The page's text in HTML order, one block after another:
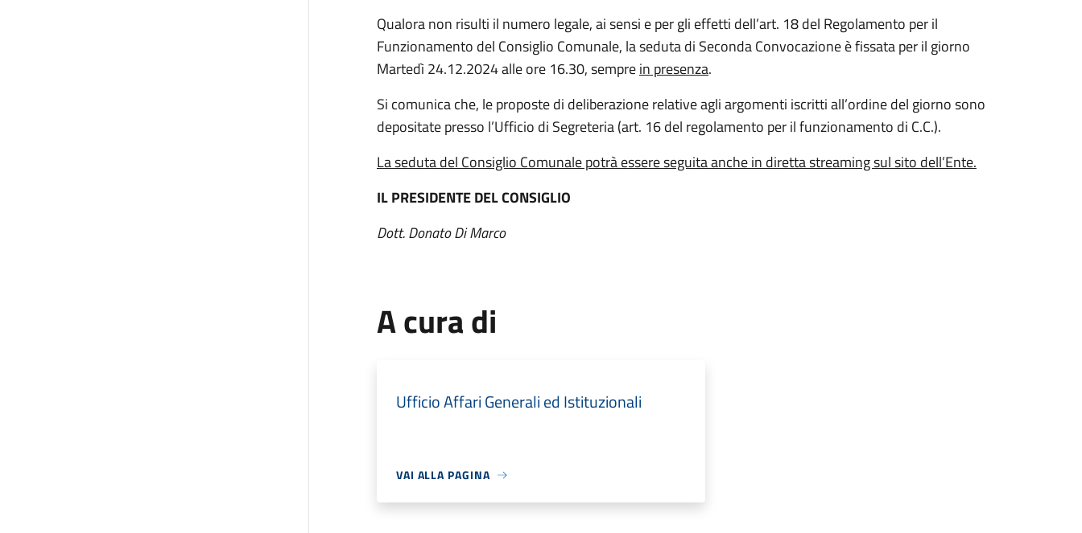
Qualora non risulti il numero legale, ai sensi e per gli effetti dell’art. 18 del Regolamento per il
Funzionamento del Consiglio Comunale, la seduta di Seconda Convocazione è fissata per il giorno
Martedì 24.12.2024 alle ore 16.30, semprein presenza.
Si comunica che, le proposte di deliberazione relative agli argomenti iscritti all’ordine del giorno sono
depositate presso l’Ufficio di Segreteria (art. 16 del regolamento per il funzionamento di C.C.).
La seduta del Consiglio Comunale potrà essere seguita anche in diretta streaming sul sito dell’Ente.
IL PRESIDENTE DEL CONSIGLIO
Dott. Donato Di Marco
A cura di
Ufficio Affari Generali ed Istituzionali
VAI ALLA PAGINA